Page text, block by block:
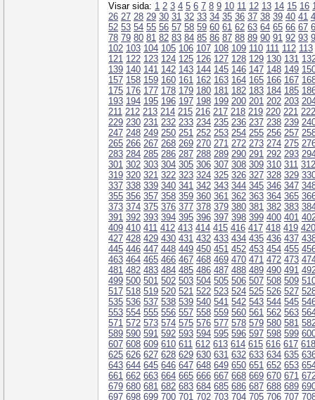
Visar sida: 1 2 3 4 5 6 7 8 9 10 11 12 13 14 15 16
26 27 28 29 30 31 32 33 34 35 36 37 38 39 40 41
52 53 54 55 56 57 58 59 60 61 62 63 64 65 66 67
78 79 80 81 82 83 84 85 86 87 88 89 90 91 92 93
102 103 104 105 106 107 108 109 110 111 112 113
121 122 123 124 125 126 127 128 129 130 131
139 140 141 142 143 144 145 146 147 148 149
157 158 159 160 161 162 163 164 165 166 167
175 176 177 178 179 180 181 182 183 184 185
193 194 195 196 197 198 199 200 201 202 203
211 212 213 214 215 216 217 218 219 220 221 222
229 230 231 232 233 234 235 236 237 238 239
247 248 249 250 251 252 253 254 255 256 257
265 266 267 268 269 270 271 272 273 274 275
283 284 285 286 287 288 289 290 291 292 293
301 302 303 304 305 306 307 308 309 310 311 312
319 320 321 322 323 324 325 326 327 328 329
337 338 339 340 341 342 343 344 345 346 347
355 356 357 358 359 360 361 362 363 364 365
373 374 375 376 377 378 379 380 381 382 383
391 392 393 394 395 396 397 398 399 400 401
409 410 411 412 413 414 415 416 417 418 419 420
427 428 429 430 431 432 433 434 435 436 437
445 446 447 448 449 450 451 452 453 454 455
463 464 465 466 467 468 469 470 471 472 473
481 482 483 484 485 486 487 488 489 490 491
499 500 501 502 503 504 505 506 507 508 509
517 518 519 520 521 522 523 524 525 526 527
535 536 537 538 539 540 541 542 543 544 545
553 554 555 556 557 558 559 560 561 562 563
571 572 573 574 575 576 577 578 579 580 581
589 590 591 592 593 594 595 596 597 598 599
607 608 609 610 611 612 613 614 615 616 617 618
625 626 627 628 629 630 631 632 633 634 635
643 644 645 646 647 648 649 650 651 652 653
661 662 663 664 665 666 667 668 669 670 671
679 680 681 682 683 684 685 686 687 688 689
697 698 699 700 701 702 703 704 705 706 707